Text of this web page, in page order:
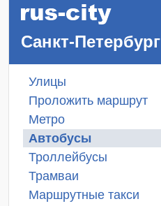
Санкт-Петербург
Улицы
Проложить маршрут
Метро
Автобусы
Троллейбусы
Трамваи
Маршрутные такси